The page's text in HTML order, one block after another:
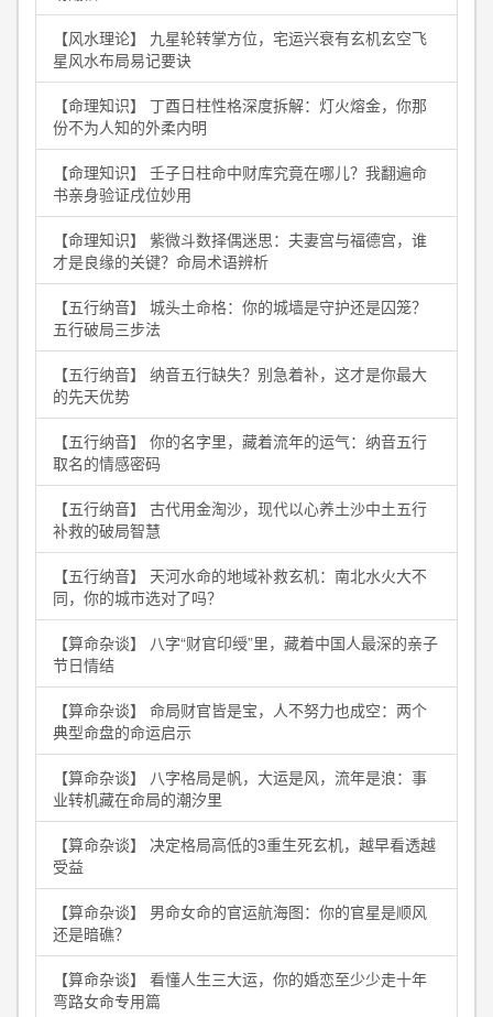
【风水理论】 九星轮转掌方位，宅运兴衰有玄机玄空飞
星风水布局易记要诀
【命理知识】 丁酉日柱性格深度拆解：灯火熔金，你那
份不为人知的外柔内明
【命理知识】 壬子日柱命中财库究竟在哪儿？我翻遍命
书亲身验证戌位妙用
【命理知识】 紫微斗数择偶迷思：夫妻宫与福德宫，谁
才是良缘的关键？命局术语辨析
【五行纳音】 城头土命格：你的城墙是守护还是囚笼？
五行破局三步法
【五行纳音】 纳音五行缺失？别急着补，这才是你最大
的先天优势
【五行纳音】 你的名字里，藏着流年的运气：纳音五行
取名的情感密码
【五行纳音】 古代用金淘沙，现代以心养土沙中土五行
补救的破局智慧
【五行纳音】 天河水命的地域补救玄机：南北水火大不
同，你的城市选对了吗？
【算命杂谈】 八字“财官印绶”里，藏着中国人最深的亲子
节日情结
【算命杂谈】 命局财官皆是宝，人不努力也成空：两个
典型命盘的命运启示
【算命杂谈】 八字格局是帆，大运是风，流年是浪：事
业转机藏在命局的潮汐里
【算命杂谈】 决定格局高低的3重生死玄机，越早看透越
受益
【算命杂谈】 男命女命的官运航海图：你的官星是顺风
还是暗礁？
【算命杂谈】 看懂人生三大运，你的婚恋至少少走十年
弯路女命专用篇